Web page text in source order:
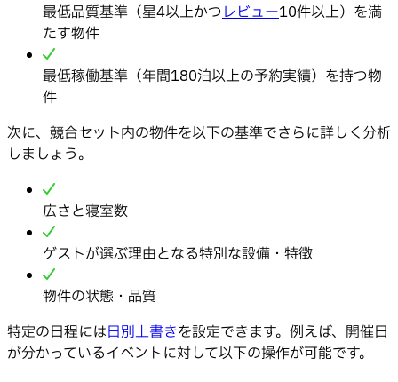
最低品質基準（星4以上かつ レビュー10件以上）を満
たす物件
最低稼働基準（年間180泊以上の予約実績）を持つ物
件
次に、競合セット内の物件を以下の基準でさらに詳しく分析
しましょう。
広さと寝室数
ゲストが選ぶ理由となる特別な設備・特徴
物件の状態・品質
特定の日程には日別上書きを設定できます。例えば、開催日
が分かっているイベントに対して以下の操作が可能です。